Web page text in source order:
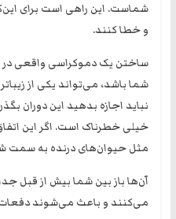
شماست. این راهی است برای
و خطا کنند.
ساختن یک دموکراسی واقعی در
نباید اجازه بدهید این دوران
خیلی خطرناک است. اگر این
مثل حیوان‌های درنده به سمت
آن‌ها باز بین شما بیش از قبل
می‌کنند و باعث می‌شوند